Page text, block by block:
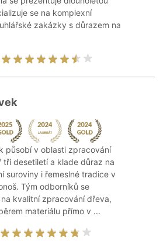
se na komplexní
zakázky s důrazem na
působí v oblasti zpracování
tři desetiletí a klade důraz na
suroviny i řemeslné tradice v
Tým odborníků se
kvalitní zpracování dřeva,
materiálu přímo v ...